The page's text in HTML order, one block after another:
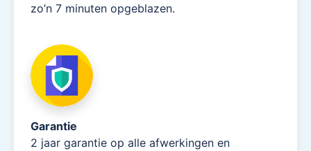
zo’n 7 minuten opgeblazen.
Garantie
2 jaar garantie op alle afwerkingen en